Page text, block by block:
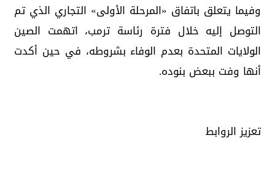
وفيما يتعلق باتفاق «المرحلة الأولى» التجاري الذي تم
التوصل إليه خلال فترة رئاسة ترمب، اتهمت الصين
الولايات المتحدة بعدم الوفاء بشروطه، في حين أكدت
أنها وفت ببعض بنوده.
تعزيز الروابط